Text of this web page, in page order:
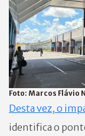
Foto: Marcos Flávio
Desta vez, o
identifica o